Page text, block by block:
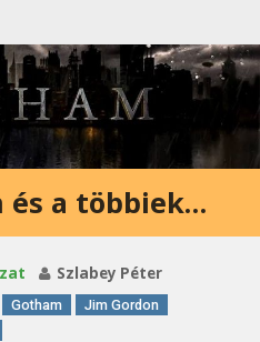
és a többiek…
Szlabey Péter
Gotham
Jim Gordon